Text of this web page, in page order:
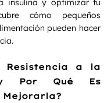
insulina y optimizar tu
cómo pequeños
pueden hacer
Resistencia a la
Por Qué Es